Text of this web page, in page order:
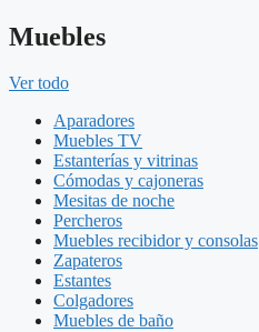
Muebles
Ver todo
Aparadores
Muebles TV
Estanterías y vitrinas
Cómodas y cajoneras
Mesitas de noche
Percheros
Muebles recibidor y consolas
Zapateros
Estantes
Colgadores
Muebles de baño